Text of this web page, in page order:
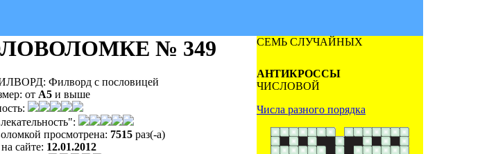
№ 349
Филворд с пословицей
от A5и выше
просмотрена: 7515раз(-а)
сайте: 12.01.2012
СЕМЬ СЛУЧАЙНЫХ
АНТИКРОССЫ
ЧИСЛОВОЙ
Числа разного порядка